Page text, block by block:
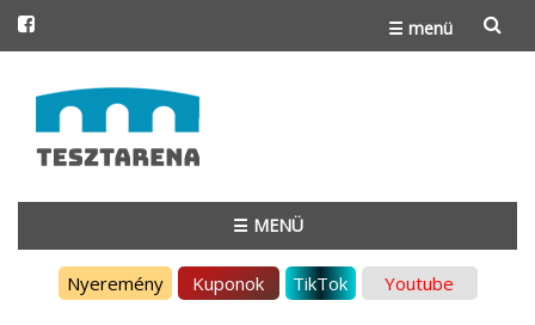
☰ menü
to
content
☰ MENÜ
Nyeremény Kuponok TikTok Youtube